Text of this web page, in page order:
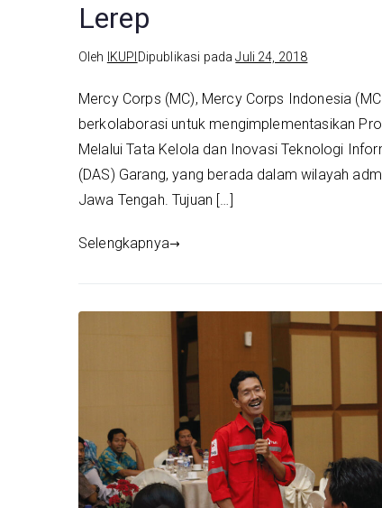
Lerep
Oleh IKUPI Dipublikasi padaJuli 24, 2018
Mercy Corps (MC), Mercy Corps Indonesia
berkolaborasi untuk mengimplementasikan
Melalui Tata Kelola dan Inovasi Teknologi
(DAS) Garang, yang berada dalam wilayah
Jawa Tengah. Tujuan […]
Selengkapnya